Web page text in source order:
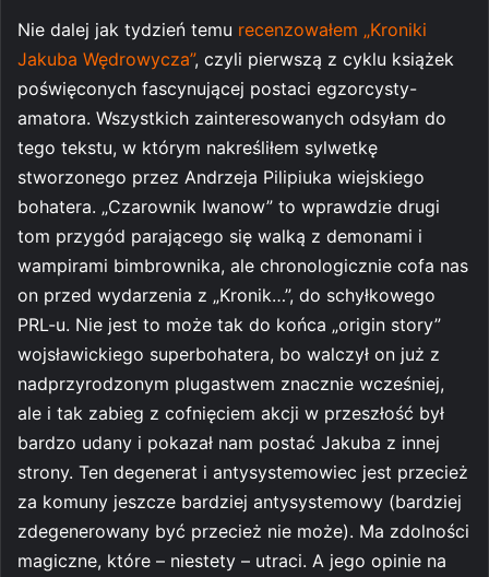
Nie dalej jak tydzień temu recenzowałem „Kroniki
Jakuba Wędrowycza”, czyli pierwszą z cyklu książek
poświęconych fascynującej postaci egzorcysty-
amatora. Wszystkich zainteresowanych odsyłam do
tego tekstu, w którym nakreśliłem sylwetkę
stworzonego przez Andrzeja Pilipiuka wiejskiego
bohatera. „Czarownik Iwanow” to wprawdzie drugi
tom przygód parającego się walką z demonami i
wampirami bimbrownika, ale chronologicznie cofa nas
on przed wydarzenia z „Kronik…”, do schyłkowego
PRL-u. Nie jest to może tak do końca „origin story”
wojsławickiego superbohatera, bo walczył on już z
nadprzyrodzonym plugastwem znacznie wcześniej,
ale i tak zabieg z cofnięciem akcji w przeszłość był
bardzo udany i pokazał nam postać Jakuba z innej
strony. Ten degenerat i antysystemowiec jest przecież
za komuny jeszcze bardziej antysystemowy (bardziej
zdegenerowany być przecież nie może). Ma zdolności
magiczne, które – niestety – utraci. A jego opinie na